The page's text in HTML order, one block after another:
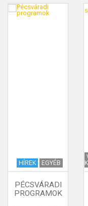
HÍREK EGYÉB
PÉCSVÁRADI
PROGRAMOK